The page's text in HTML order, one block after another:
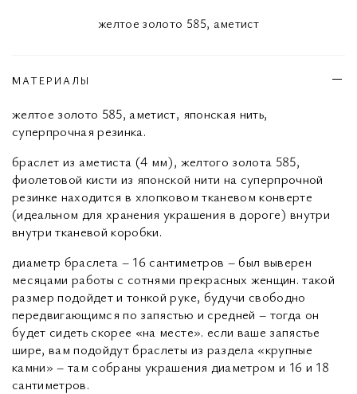
желтое золото 585, аметист
МАТЕРИАЛЫ
желтое золото 585, аметист, японская нить,
суперпрочная резинка.
браслет из аметиста (4 мм), желтого золота 585,
фиолетовой кисти из японской нити на суперпрочной
резинке находится в хлопковом тканевом конверте
(идеальном для хранения украшения в дороге) внутри
внутри тканевой коробки.
диаметр браслета – 16 сантиметров – был выверен
месяцами работы с сотнями прекрасных женщин. такой
размер подойдет и тонкой руке, будучи свободно
передвигающимся по запястью и средней – тогда он
будет сидеть скорее «на месте». если ваше запястье
шире, вам подойдут браслеты из раздела «крупные
камни» – там собраны украшения диаметром и 16 и 18
сантиметров.